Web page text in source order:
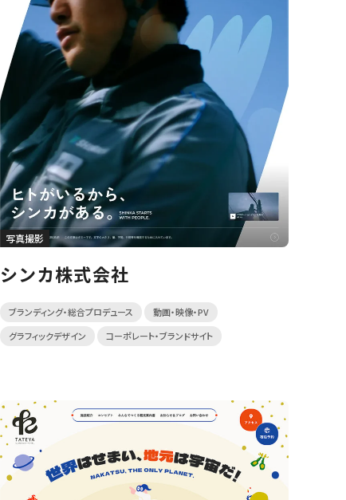
写真撮影
シンカ株式会社
ブランディング・総合プロデュース 動画・映像・PV
グラフィックデザイン コーポレート・ブランドサイト